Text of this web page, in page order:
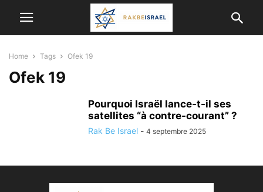
Home Tags Ofek 19
Ofek 19
Pourquoi Israël lance-t-il ses
satellites “à contre-courant” ?
Rak Be Israel - 4 septembre 2025